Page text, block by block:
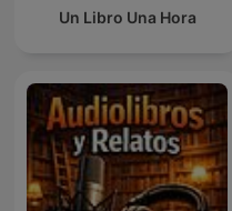
Un Libro Una Hora